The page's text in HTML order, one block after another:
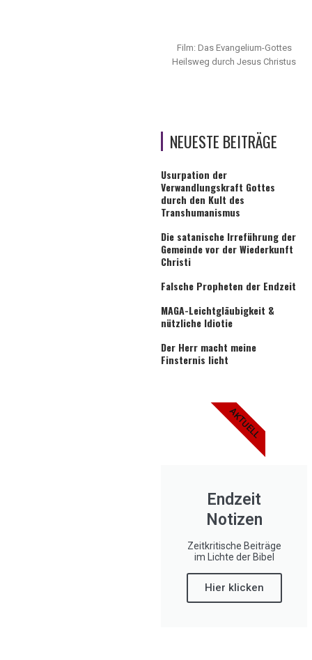
Film: Das Evangelium-Gottes
Heilsweg durch Jesus Christus
NEUESTE BEITRÄGE
Usurpation der
Verwandlungskraft Gottes
durch den Kult des
Transhumanismus
Die satanische Irreführung der
Gemeinde vor der Wiederkunft
Christi
Falsche Propheten der Endzeit
MAGA-Leichtgläubigkeit &
nützliche Idiotie
Der Herr macht meine
Finsternis licht
Endzeit
Notizen
Zeitkritische Beiträge
im Lichte der Bibel
Hier klicken
AKTUELL